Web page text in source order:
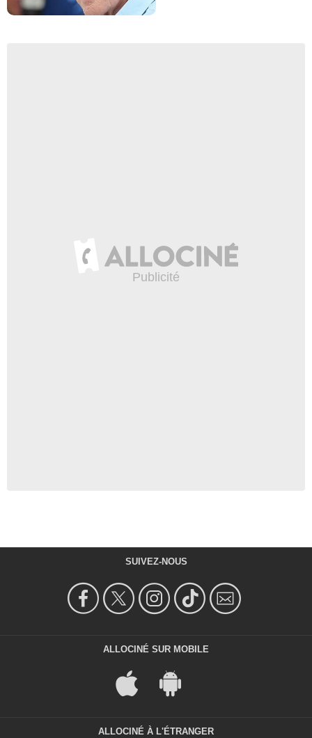
SUIVEZ-NOUS
ALLOCINÉ SUR MOBILE
ALLOCINÉ À L'ÉTRANGER